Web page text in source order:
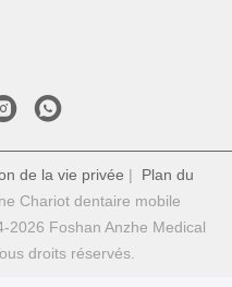
de la vie privée | Plan du
Chariot dentaire mobile
2026 Foshan Anzhe Medical
droits réservés.